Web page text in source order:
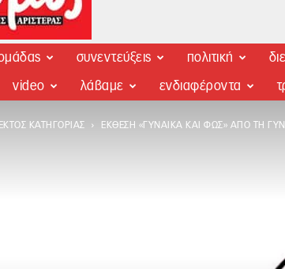
συνεντεύξεις πολιτική
video λάβαμε ενδιαφέροντα
ΕΚΤΌΣ ΚΑΤΗΓΟΡΊΑΣ ΈΚΘΕΣΗ «ΓΥΝΑΊΚΑ ΚΑΙ ΦΩΣ» ΑΠΌ ΤΗ